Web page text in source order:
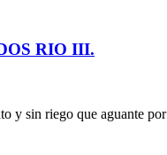
RIO III.
y sin riego que aguante